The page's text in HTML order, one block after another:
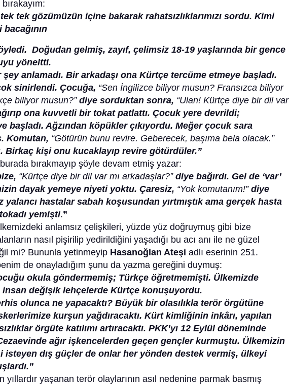
tek gözümüzün içine bakarak rahatsızlıklarımızı sordu. Kimi
Doğudan gelmiş, zayıf, çelimsiz 18-19 yaşlarında bir gence
yöneltti.
şey anlamadı. Bir arkadaşı ona Kürtçe tercüme etmeye başladı.
sinirlendi. Çocuğa, “Sen İngilizce biliyor musun? Fransızca biliyor
biliyor musun?”diye sorduktan sonra, “Ulan! Kürtçe diye bir dil var
ona kuvvetli bir tokat patlattı. Çocuk yere devrildi;
başladı. Ağzından köpükler çıkıyordu. Meğer çocuk sara
Komutan, “Götürün bunu revire. Geberecek, başıma bela olacak.”
Birkaç kişi onu kucaklayıp revire götürdüler.”
burada bırakmayıp şöyle devam etmiş yazar:
“Kürtçe diye bir dil var mı arkadaşlar?”diye bağırdı. Gel de ‘var’
dayak yemeye niyeti yoktu. Çaresiz, “Yok komutanım!”diye
yalancı hastalar sabah koşusundan yırtmıştık ama gerçek hasta
yemişti.”
anlamsız çelişkileri, yüzde yüz doğruymuş gibi bize
nasıl pişirilip yedirildiğini yaşadığı bu acı anı ile ne güzel
mi? Bununla yetinmeyip Hasanoğlan Ateşi adlı eserinin 251.
de onayladığım şunu da yazma gereğini duymuş:
okula göndermemiş; Türkçe öğretmemişti. Ülkemizde
değişik lehçelerde Kürtçe konuşuyordu.
olunca ne yapacaktı? Büyük bir olasılıkla terör örgütüne
kurşun yağdıracaktı. Kürt kimliğinin inkârı, yapılan
örgüte katılımı artıracaktı. PKK’yı 12 Eylül döneminde
ağır işkencelerden geçen gençler kurmuştu. Ülkemizin
isteyen dış güçler de onlar her yönden destek vermiş, ülkeyi
yıllardır yaşanan terör olaylarının asıl nedenine parmak basmış